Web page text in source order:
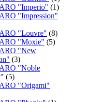
"Imperio" (1)
"Impression"
"Louvre" (8)
"Moxie" (5)
"New
(3)
"Noble
(5)
"Origami"